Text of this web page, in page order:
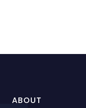
ABOUT